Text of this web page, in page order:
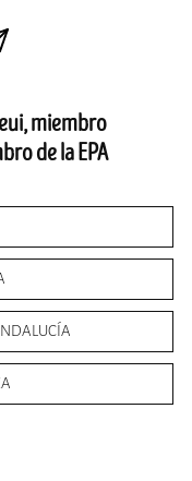
miembro
de la EPA